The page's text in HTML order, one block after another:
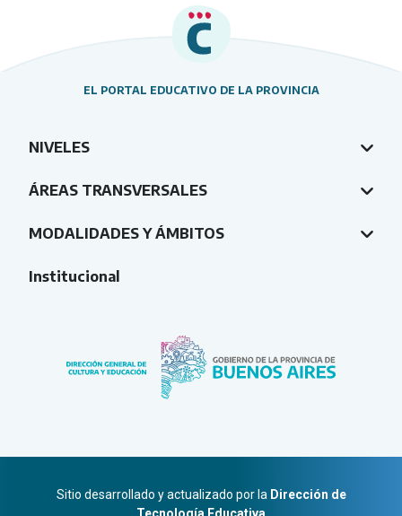
EL PORTAL EDUCATIVO DE LA PROVINCIA
NIVELES
ÁREAS TRANSVERSALES
MODALIDADES Y ÁMBITOS
Institucional
Sitio desarrollado y actualizado por la Dirección de